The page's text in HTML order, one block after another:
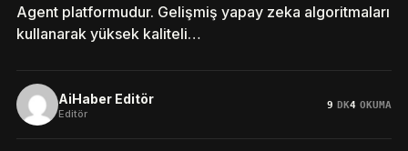
Agent platformudur. Gelişmiş yapay zeka algoritmaları
kullanarak yüksek kaliteli…
AiHaber Editör
Editör
9 DK4 OKUMA